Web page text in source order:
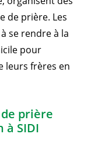
de prière. Les
se rendre à la
pour
leurs frères en
prière
à SIDI